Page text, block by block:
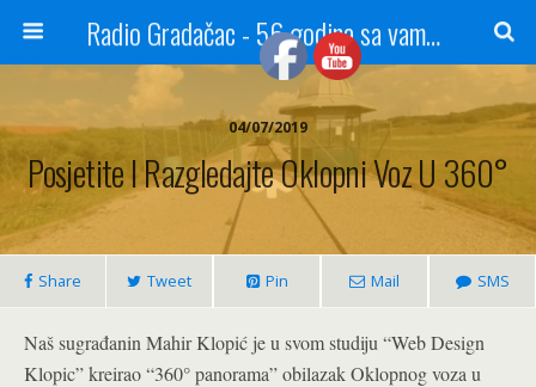
Radio Gradačac - 56 godina sa vama...
04/07/2019
Posjetite I Razgledajte Oklopni Voz U 360°
Share Tweet Pin Mail SMS
Naš sugrađanin Mahir Klopić je u svom studiju “Web Design
Klopic” kreirao “360° panorama” obilazak Oklopnog voza u